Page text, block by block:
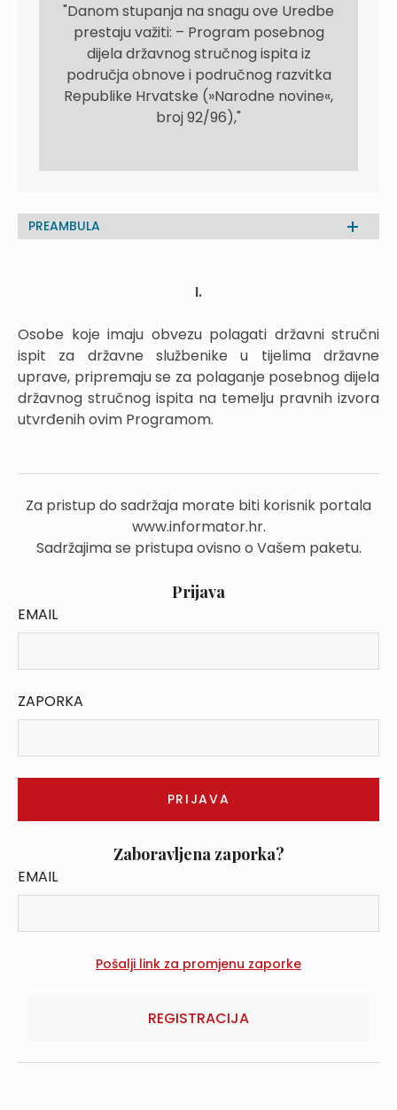
"Danom stupanja na snagu ove Uredbe
prestaju važiti: – Program posebnog
dijela državnog stručnog ispita iz
područja obnove i područnog razvitka
Republike Hrvatske (»Narodne novine«,
broj 92/96),"
PREAMBULA
I.
Osobe koje imaju obvezu polagati državni stručni
ispit za državne službenike u tijelima državne
uprave, pripremaju se za polaganje posebnog dijela
državnog stručnog ispita na temelju pravnih izvora
utvrđenih ovim Programom.
Za pristup do sadržaja morate biti korisnik portala
www.informator.hr.
Sadržajima se pristupa ovisno o Vašem paketu.
Prijava
EMAIL
ZAPORKA
Zaboravljena zaporka?
EMAIL
REGISTRACIJA